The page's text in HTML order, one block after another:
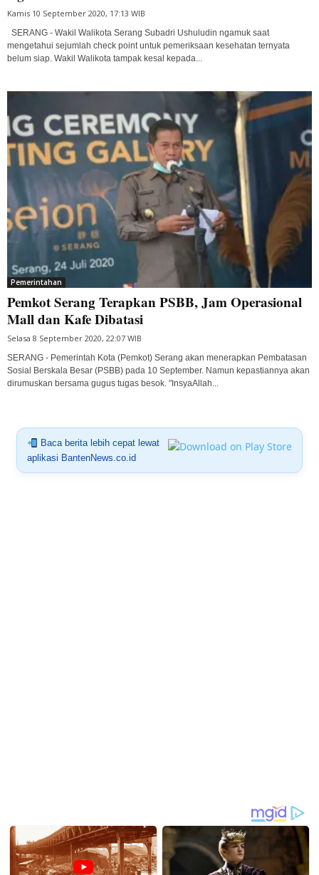
Kamis 10 September 2020, 17:13 WIB
SERANG - Wakil Walikota Serang Subadri Ushuludin ngamuk saat
mengetahui sejumlah check point untuk pemeriksaan kesehatan ternyata
belum siap. Wakil Walikota tampak kesal kepada...
Pemerintahan
Pemkot Serang Terapkan PSBB, Jam Operasional
Mall dan Kafe Dibatasi
Selasa 8 September 2020, 22:07 WIB
SERANG - Pemerintah Kota (Pemkot) Serang akan menerapkan Pembatasan
Sosial Berskala Besar (PSBB) pada 10 September. Namun kepastiannya akan
dirumuskan bersama gugus tugas besok. "InsyaAllah...
Baca berita lebih cepat lewat
aplikasi BantenNews.co.id